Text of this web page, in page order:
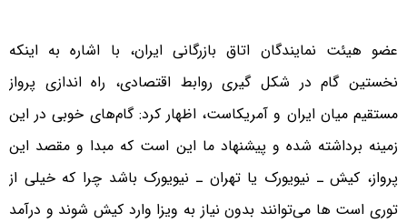
عضو هیئت نمایندگان اتاق بازرگانی ایران، با اشاره به اینکه
نخستین گام در شکل گیری روابط اقتصادی، راه اندازی پرواز
مستقیم میان ایران و آمریکاست، اظهار کرد: گام‌های خوبی در این
زمینه برداشته شده و پیشنهاد ما این است که مبدا و مقصد این
پرواز، کیش ـ نیویورک یا تهران ـ نیویورک باشد چرا که خیلی از
توری است ها می‌توانند بدون نیاز به ویزا وارد کیش شوند و درآمد